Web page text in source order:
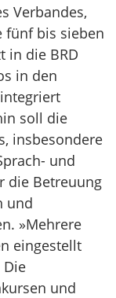
Verbandes,
fünf bis sieben
in die BRD
in den
soll die
insbesondere
und
die Betreuung
und
»Mehrere
eingestellt
Die
und